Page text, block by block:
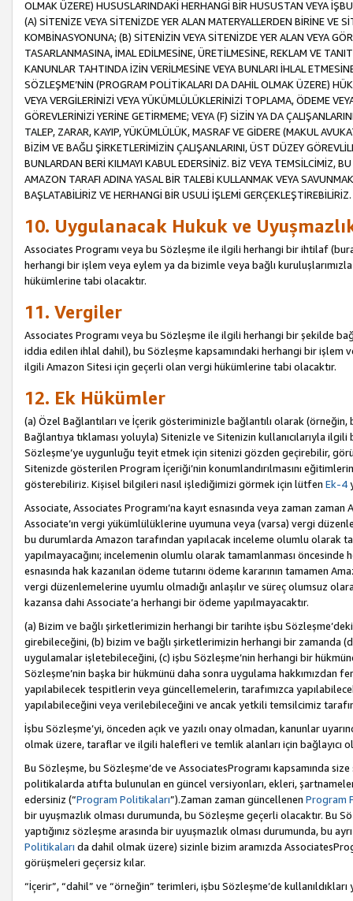
OLMAK ÜZERE) HUSUSLARINDAKİ HERHANGİ BİR HUSUSTAN VEYA
(A) SİTENİZE VEYA SİTENİZDE YER ALAN MATERYALLERDEN BİRİNE VE
KOMBİNASYONUNA; (B) SİTENİZİN VEYA SİTENİZDE YER ALAN VEYA
TASARLANMASINA, İMAL EDİLMESİNE, ÜRETİLMESİNE, REKLAM VE
KANUNLAR TAHTINDA İZİN VERİLMESİNE VEYA BUNLARI İHLAL
SÖZLEŞME’NİN (PROGRAM POLİTİKALARI DA DAHİL OLMAK ÜZERE)
VEYA VERGİLERİNİZİ VEYA YÜKÜMLÜLÜKLERİNİZİ TOPLAMA, ÖDEME
GÖREVLERİNİZİ YERİNE GETİRMEME; VEYA (F) SİZİN YA DA
TALEP, ZARAR, KAYIP, YÜKÜMLÜLÜK, MASRAF VE GİDERE (MAKUL
BİZİM VE BAĞLI ŞİRKETLERİMİZİN ÇALIŞANLARINI, ÜST DÜZEY
BUNLARDAN BERİ KILMAYI KABUL EDERSİNİZ. BİZ VEYA TEMSİLCİMİZ,
AMAZON TARAFI ADINA YASAL BİR TALEBİ KULLANMAK VEYA
BAŞLATABİLİRİZ VE HERHANGİ BİR USULİ İŞLEMİ GERÇEKLEŞTİREBİLİRİZ.
10. Uygulanacak Hukuk ve
Associates Programı veya bu Sözleşme ile ilgili herhangi bir ihtilaf
herhangi bir işlem veya eylem ya da bizimle veya bağlı
hükümlerine tabi olacaktır.
11. Vergiler
Associates Programı veya bu Sözleşme ile ilgili herhangi bir şekilde
iddia edilen ihlal dahil), bu Sözleşme kapsamındaki herhangi bir işlem
ilgili Amazon Sitesi için geçerli olan vergi hükümlerine tabi olacaktır.
12. Ek Hükümler
(a) Özel Bağlantıları ve İçerik gösteriminizle bağlantılı olarak
Bağlantıya tıklaması yoluyla) Sitenizle ve Sitenizin kullanıcılarıyla
Sözleşme’ye uygunluğu teyit etmek için sitenizi gözden geçirebilir,
Sitenizde gösterilen Program İçeriği’nin konumlandırılmasını
gösterebiliriz. Kişisel bilgileri nasıl işlediğimizi görmek için lütfen Ek-4
Associate, Associates Programı’na kayıt esnasında veya zaman
Associate’ın vergi yükümlülüklerine uyumuna veya (varsa) vergi
bu durumlarda Amazon tarafından yapılacak inceleme olumlu olarak
yapılmayacağını; incelemenin olumlu olarak tamamlanması
esnasında hak kazanılan ödeme tutarını ödeme kararının tamamen
vergi düzenlemelerine uyumlu olmadığı anlaşılır ve süreç olumsuz
kazansa dahi Associate’a herhangi bir ödeme yapılmayacaktır.
(a) Bizim ve bağlı şirketlerimizin herhangi bir tarihte işbu
girebileceğini, (b) bizim ve bağlı şirketlerimizin herhangi bir zamanda
uygulamalar işletebileceğini, (c) işbu Sözleşme’nin herhangi bir
Sözleşme’nin başka bir hükmünü daha sonra uygulama hakkımızdan
yapılabilecek tespitlerin veya güncellemelerin, tarafımızca
yapılabileceğini veya verilebileceğini ve ancak yetkili temsilcimiz
İşbu Sözleşme’yi, önceden açık ve yazılı onay olmadan, kanunlar
olmak üzere, taraflar ve ilgili halefleri ve temlik alanları için bağlayıcı
Bu Sözleşme, bu Sözleşme’de ve AssociatesProgramı kapsamında
politikalarda atıfta bulunulan en güncel versiyonları, ekleri,
edersiniz (“Program Politikaları”).Zaman zaman güncellenen Program
bir uyuşmazlık olması durumunda, bu Sözleşme geçerli olacaktır. Bu
yaptığınız sözleşme arasında bir uyuşmazlık olması durumunda, bu
Politikaları da dahil olmak üzere) sizinle bizim aramızda
görüşmeleri geçersiz kılar.
“İçerir”, “dahil” ve “örneğin” terimleri, işbu Sözleşme’de